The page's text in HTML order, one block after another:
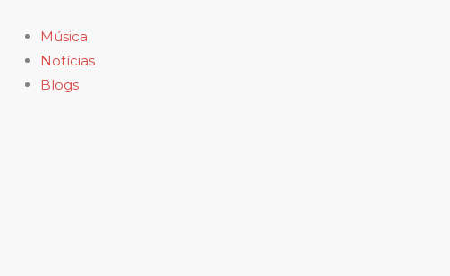
para
conteúdo
Música
Notícias
Blogs